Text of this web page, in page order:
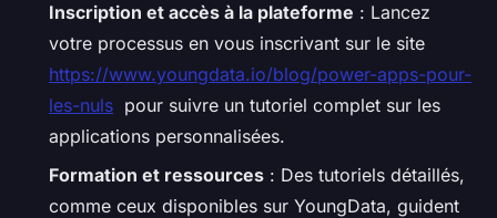
Inscription et accès à la plateforme : Lancez
votre processus en vous inscrivant sur le site
https://www.youngdata.io/blog/power-apps-pour-
les-nuls pour suivre un tutoriel complet sur les
applications personnalisées.
Formation et ressources : Des tutoriels détaillés,
comme ceux disponibles sur YoungData, guident